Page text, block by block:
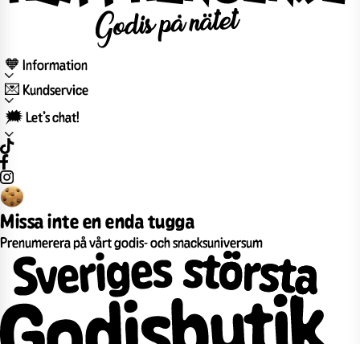
🧡 Information
💌 Kundservice
🗯️ Let’s chat!
Missa inte en enda tugga
Prenumerera på vårt godis- och snacksuniversum